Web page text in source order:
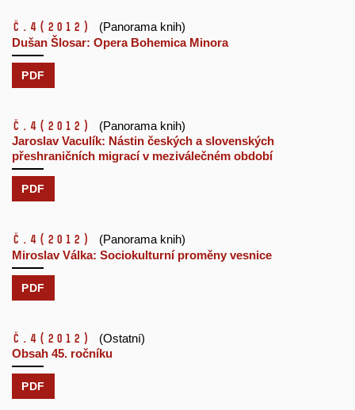
č.4 (2012)
(Panorama knih)
Dušan Šlosar: Opera Bohemica Minora
PDF
č.4 (2012)
(Panorama knih)
Jaroslav Vaculík: Nástin českých a slovenských
přeshraničních migrací v meziválečném období
PDF
č.4 (2012)
(Panorama knih)
Miroslav Válka: Sociokulturní proměny vesnice
PDF
č.4 (2012)
(Ostatní)
Obsah 45. ročníku
PDF